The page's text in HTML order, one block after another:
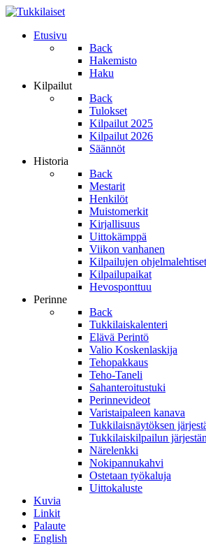
Etusivu
Back
Hakemisto
Haku
Kilpailut
Back
Tulokset
Kilpailut 2025
Kilpailut 2026
Säännöt
Historia
Back
Mestarit
Henkilöt
Muistomerkit
Kirjallisuus
Uittokämppä
Viikon vanhanen
Kilpailujen ohjelmalehtiset
Kilpailupaikat
Hevosponttuu
Perinne
Back
Tukkilaiskalenteri
Elävä Perintö
Valio Koskenlaskija
Tehopakkaus
Teho-Taneli
Sahanteroitustuki
Perinnevideot
Varistaipaleen kanava
Tukkilaisnäytöksen
Tukkilaiskilpailun
Närelenkki
Nokipannukahvi
Ostetaan työkaluja
Uittokaluste
Kuvia
Linkit
Palaute
English